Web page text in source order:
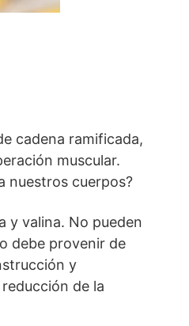
cadena ramificada,
muscular.
nuestros cuerpos?
y valina. No pueden
debe provenir de
y
de la